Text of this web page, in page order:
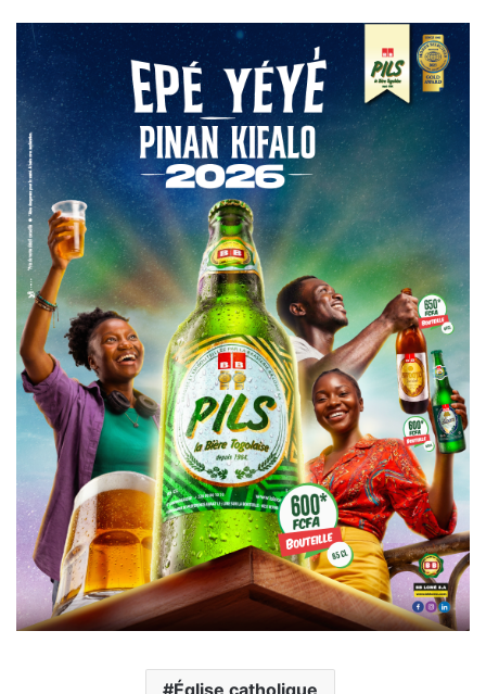
Église catholique